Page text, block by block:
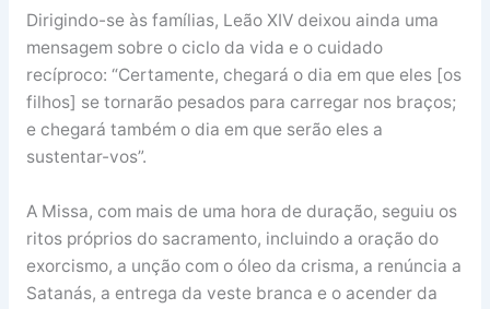
Dirigindo-se às famílias, Leão XIV deixou ainda uma
mensagem sobre o ciclo da vida e o cuidado
recíproco: “Certamente, chegará o dia em que eles [os
filhos] se tornarão pesados para carregar nos braços;
e chegará também o dia em que serão eles a
sustentar-vos”.
A Missa, com mais de uma hora de duração, seguiu os
ritos próprios do sacramento, incluindo a oração do
exorcismo, a unção com o óleo da crisma, a renúncia a
Satanás, a entrega da veste branca e o acender da